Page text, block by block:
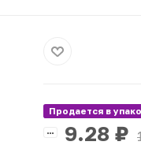
Продается в
9.28 ₽